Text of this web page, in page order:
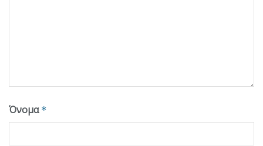
Όνομα *